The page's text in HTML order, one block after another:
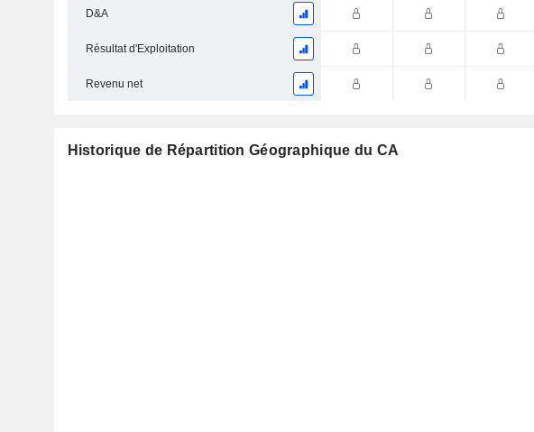
D&A
Résultat d'Exploitation
Revenu net
Historique de Répartition Géographique du CA